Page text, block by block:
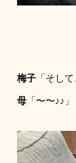
梅子「そして
母「〜〜♪♪」